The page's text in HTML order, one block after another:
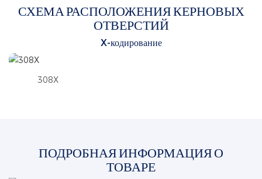
СХЕМА РАСПОЛОЖЕНИЯ КЕРНОВЫХ
ОТВЕРСТИЙ
X-кодирование
308X
ПОДРОБНАЯ ИНФОРМАЦИЯ О
ТОВАРЕ